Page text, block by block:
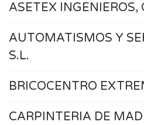
ASETEX INGENIEROS,
AUTOMATISMOS Y
S.L.
BRICOCENTRO
CARPINTERIA DE